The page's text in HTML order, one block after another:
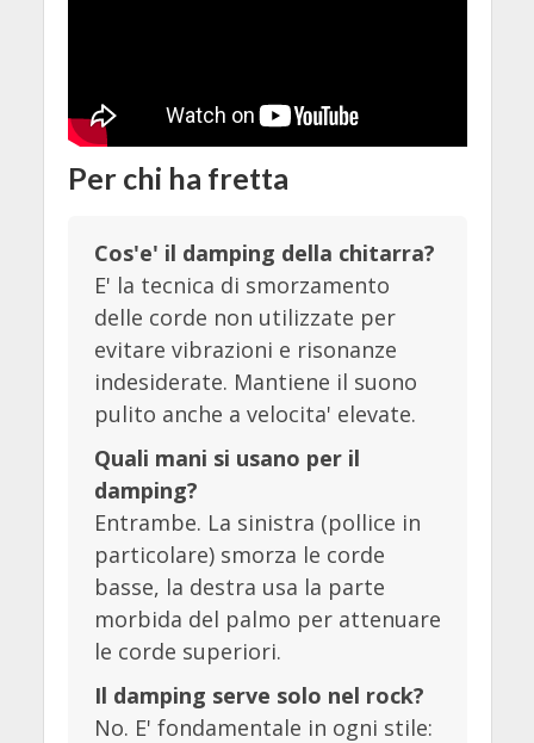
Per chi ha fretta
Cos'e' il damping della chitarra?
E' la tecnica di smorzamento
delle corde non utilizzate per
evitare vibrazioni e risonanze
indesiderate. Mantiene il suono
pulito anche a velocita' elevate.
Quali mani si usano per il
damping?
Entrambe. La sinistra (pollice in
particolare) smorza le corde
basse, la destra usa la parte
morbida del palmo per attenuare
le corde superiori.
Il damping serve solo nel rock?
No. E' fondamentale in ogni stile: